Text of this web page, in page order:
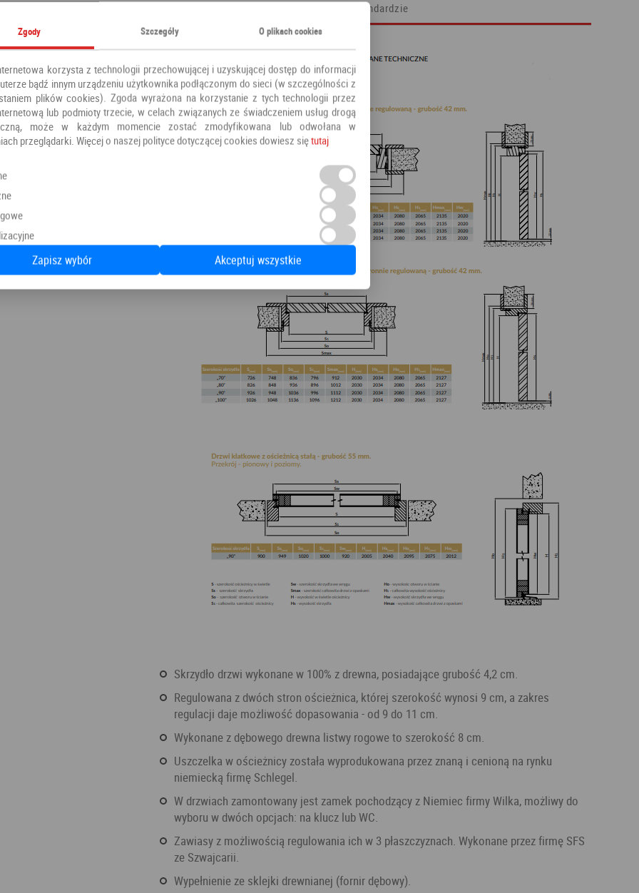
W standardzie
Skrzydło drzwi wykonane w 100% z drewna, posiadające grubość 4,2 cm.
Regulowana z dwóch stron ościeżnica, której szerokość wynosi 9 cm, a zakres
regulacji daje możliwość dopasowania - od 9 do 11 cm.
Wykonane z dębowego drewna listwy rogowe to szerokość 8 cm.
Uszczelka w ościeżnicy została wyprodukowana przez znaną i cenioną na rynku
niemiecką firmę Schlegel.
W drzwiach zamontowany jest zamek pochodzący z Niemiec firmy Wilka, możliwy do
wyboru w dwóch opcjach: na klucz lub WC.
Zawiasy z możliwością regulowania ich w 3 płaszczyznach. Wykonane przez firmę SFS
ze Szwajcarii.
Wypełnienie ze sklejki drewnianej (fornir dębowy).
Zgody Szczegóły O plikach cookies
korzysta z technologii przechowującej i uzyskującej dostęp do informacji
bądź innym urządzeniu użytkownika podłączonym do sieci (w szczególności z
plików cookies). Zgoda wyrażona na korzystanie z tych technologii przez
lub podmioty trzecie, w celach związanych ze świadczeniem usług drogą
może w każdym momencie zostać zmodyfikowana lub odwołana w
przeglądarki. Więcej o naszej polityce dotyczącej cookies dowiesz siętutaj
Zapisz wybór Akceptuj wszystkie